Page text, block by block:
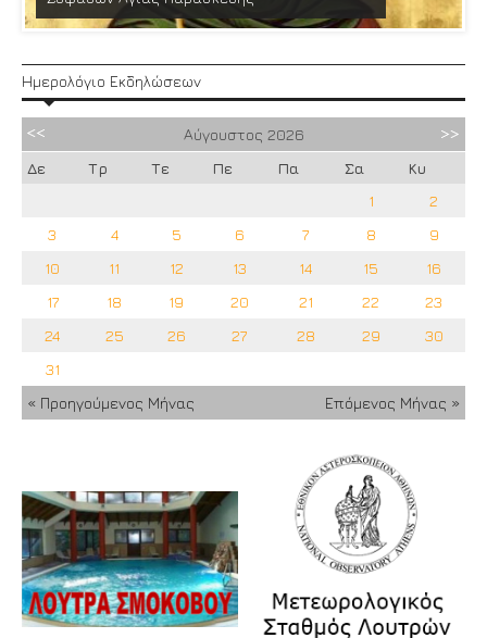
Ημερολόγιο Εκδηλώσεων
Αύγουστος 2026
Δε
Τρ Τε Πε Πα Σα
Κυ
1
2
3
4 5 6 7 8
9
10
11 12 13 14 15
16
17
18 19 20 21 22
23
24
25 26 27 28 29
30
31
« Προηγούμενος Μήνας
Επόμενος Μήνας »